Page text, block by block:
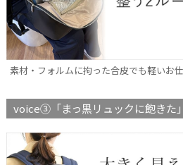
素材・フォルムに拘った合皮でも軽いお
voice③「まっ黒リュックに飽きた